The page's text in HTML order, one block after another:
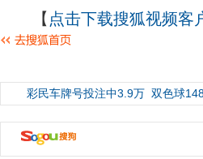
【 点击下载搜狐视频客
彩民车牌号投注中3.9万 双色球